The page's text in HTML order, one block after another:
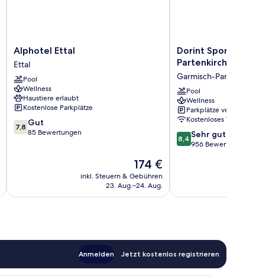
Alphotel
Ettal
Ettal
Alphotel Ettal
Ettal
Pool
Wellness
Haustiere erlaubt
Kostenlose Parkplätze
7.8
von
7,8 Gut
85 Bewertungen
Der
Preis
beträgt
174 €
inkl. Steuern & Gebühren
23. Aug.–24. Aug.
Dorint
Sporthotel
Partenkirchen
Garmisch-
Partenkirchen
Dorint Sporthotel
Partenkirchen
Garmisch-Partenkirchen
Pool
Wellness
Parkplätze verfügbar
Kostenloses WLAN
8.4
von
Bewertungen
8,4 Sehr gut
956 Bewertungen
Anmelden Jetzt kostenlos registrieren